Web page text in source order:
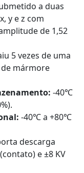
a duas
y e z com
de 1,52
5 vezes de uma
mármore
-40℃
-40℃ a +80℃
descarga
e ±8 KV